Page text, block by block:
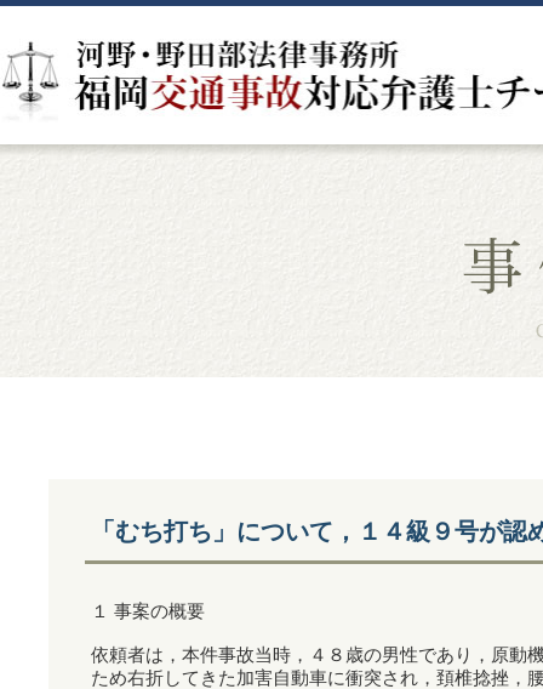
「むち打ち」について，１４級９号が
１ 事案の概要
依頼者は，本件事故当時，４８歳の男性であり，原動
ため右折してきた加害自動車に衝突され，頚椎捻挫，